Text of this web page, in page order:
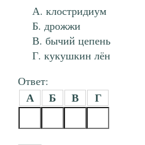
клостридиум
дрожжи
бычий цепень
кукушкин лён
Ответ:
А Б В Г